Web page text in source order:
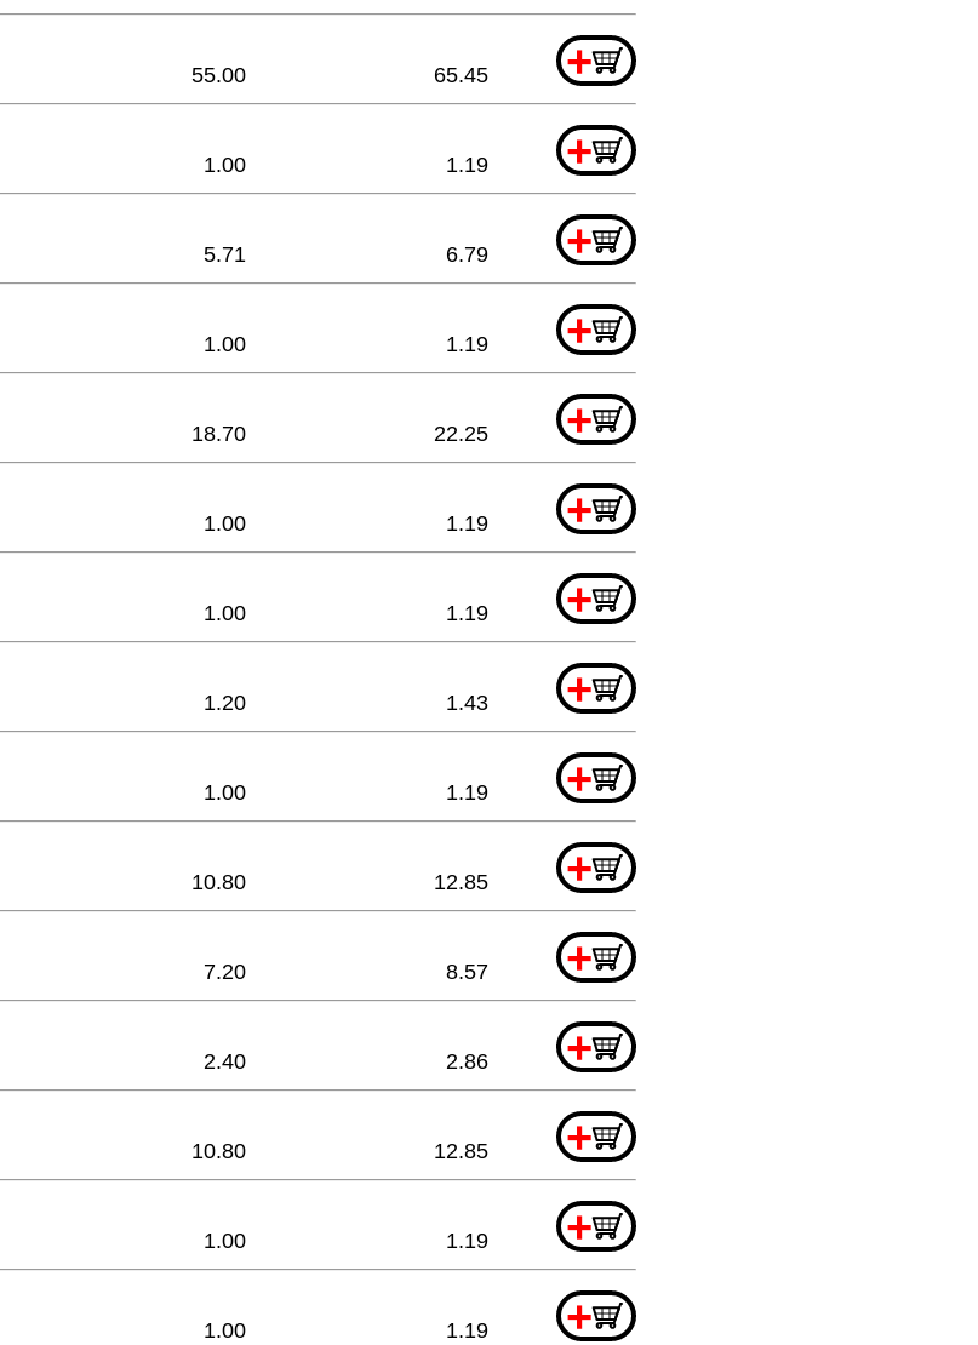
+
55.00 65.45
+
1.00 1.19
+
5.71 6.79
+
1.00 1.19
+
18.70 22.25
+
1.00 1.19
+
1.00 1.19
+
1.20 1.43
+
1.00 1.19
+
10.80 12.85
+
7.20 8.57
+
2.40 2.86
+
10.80 12.85
+
1.00 1.19
+
1.00 1.19